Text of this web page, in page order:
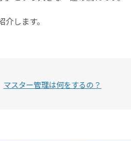
します。
マスター管理は何をするの？